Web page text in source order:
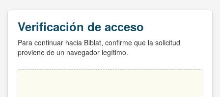
Verificación de acceso
Para continuar hacia Biblat, confirme que la solicitud
proviene de un navegador legítimo.